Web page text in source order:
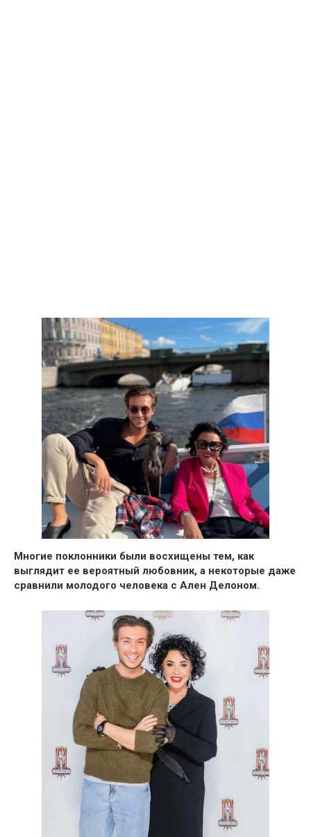
Многие поклонники были восхищены тем, как
выглядит ее вероятный любовник, а некоторые даже
сравнили молодого человека с Ален Делоном.